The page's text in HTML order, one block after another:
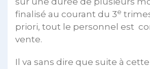
finalisé au courant du 3e
priori, tout le personnel est
vente.
Il va sans dire que suite à